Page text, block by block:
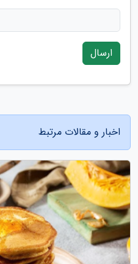
ارسال
اخبار و مقالات مرتبط